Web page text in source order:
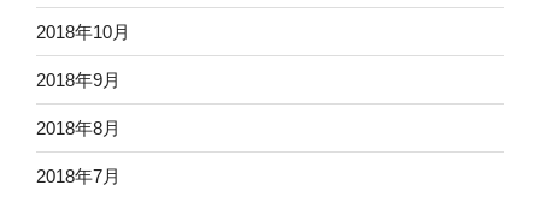
2018年10月
2018年9月
2018年8月
2018年7月